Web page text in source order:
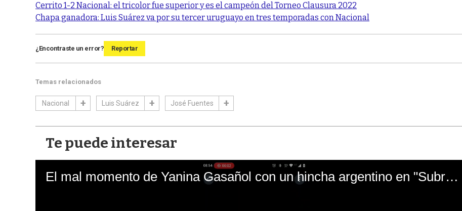
Cerrito 1-2 Nacional: el tricolor fue superior y es el campeón del Torneo Clausura 2022
Chapa ganadora: Luis Suárez va por su tercer uruguayo en tres temporadas con Nacional
¿Encontraste un error? Reportar
Temas relacionados
Nacional Luis Suárez José Fuentes
Te puede interesar
El mal momento de Yanina Gasañol con un hincha argentino en "Subrayado"